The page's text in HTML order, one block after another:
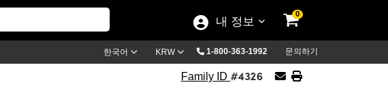
내 정보
0
한국어 KRW 1-800-363-1992 문의하기
Family ID #4326